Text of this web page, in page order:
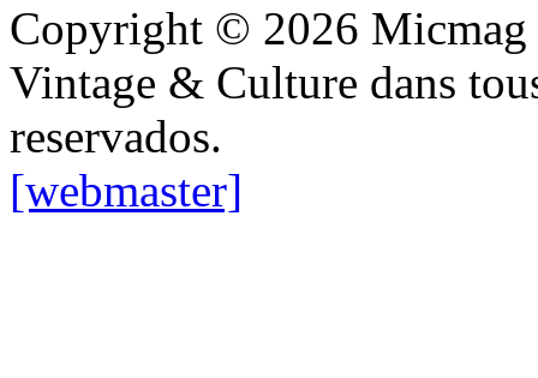
Copyright © 2026 Micmag
Vintage & Culture dans
reservados.
[webmaster]